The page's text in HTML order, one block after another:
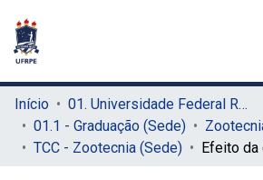
Início
01. Universidade Federal Rural de Pernambuco - UFRPE (Sede)
01.1 - Graduação (Sede)
TCC - Zootecnia (Sede)